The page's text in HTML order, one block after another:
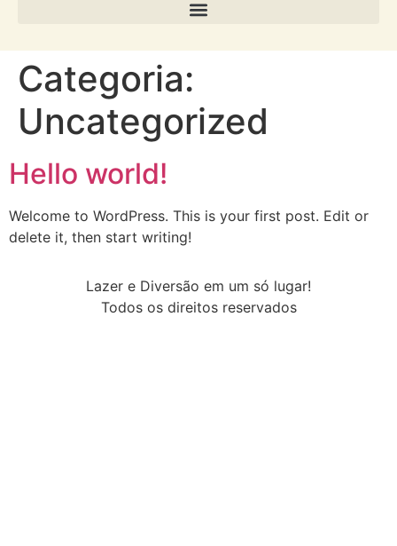
Categoria:
Uncategorized
Hello world!
Welcome to WordPress. This is your first post. Edit or
delete it, then start writing!
Lazer e Diversão em um só lugar!
Todos os direitos reservados